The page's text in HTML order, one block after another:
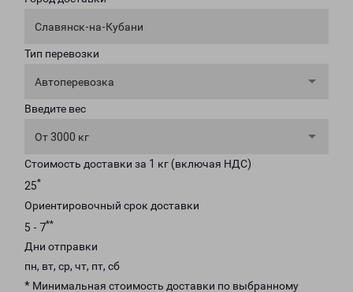
Славянск-на-Кубани
Тип перевозки
Автоперевозка
Введите вес
От 3000 кг
Стоимость доставки за 1 кг (включая НДС)
25*
Ориентировочный срок доставки
5 - 7**
Дни отправки
пн, вт, ср, чт, пт, сб
* Минимальная стоимость доставки по выбранному